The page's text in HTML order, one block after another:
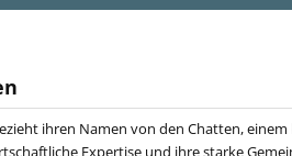
ihren Namen von den Chatten,
Expertise und ihre starke